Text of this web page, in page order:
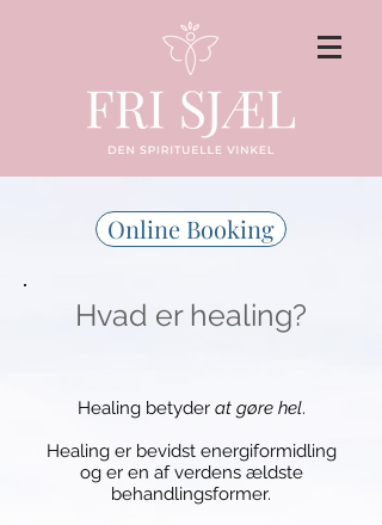
Online Booking
Hvad er healing?
Healing betyder at gøre hel.
Healing er bevidst energiformidling
og er en af verdens ældste
behandlingsformer.